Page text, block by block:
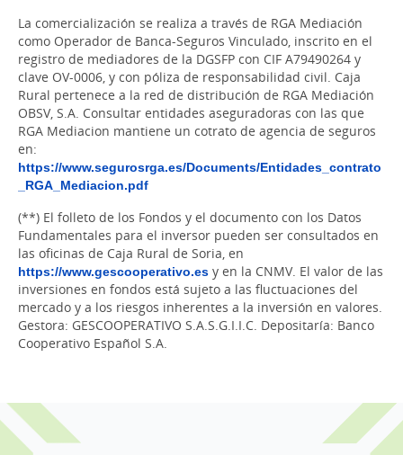
La comercialización se realiza a través de RGA Mediación
como Operador de Banca-Seguros Vinculado, inscrito en el
registro de mediadores de la DGSFP con CIF A79490264 y
clave OV-0006, y con póliza de responsabilidad civil. Caja
Rural pertenece a la red de distribución de RGA Mediación
OBSV, S.A. Consultar entidades aseguradoras con las que
RGA Mediacion mantiene un cotrato de agencia de seguros
en:
https://www.segurosrga.es/Documents/Entidades_contrato
_RGA_Mediacion.pdf
(**) El folleto de los Fondos y el documento con los Datos
Fundamentales para el inversor pueden ser consultados en
las oficinas de Caja Rural de Soria, en
https://www.gescooperativo.es y en la CNMV. El valor de las
inversiones en fondos está sujeto a las fluctuaciones del
mercado y a los riesgos inherentes a la inversión en valores.
Gestora: GESCOOPERATIVO S.A.S.G.I.I.C. Depositaría: Banco
Cooperativo Español S.A.